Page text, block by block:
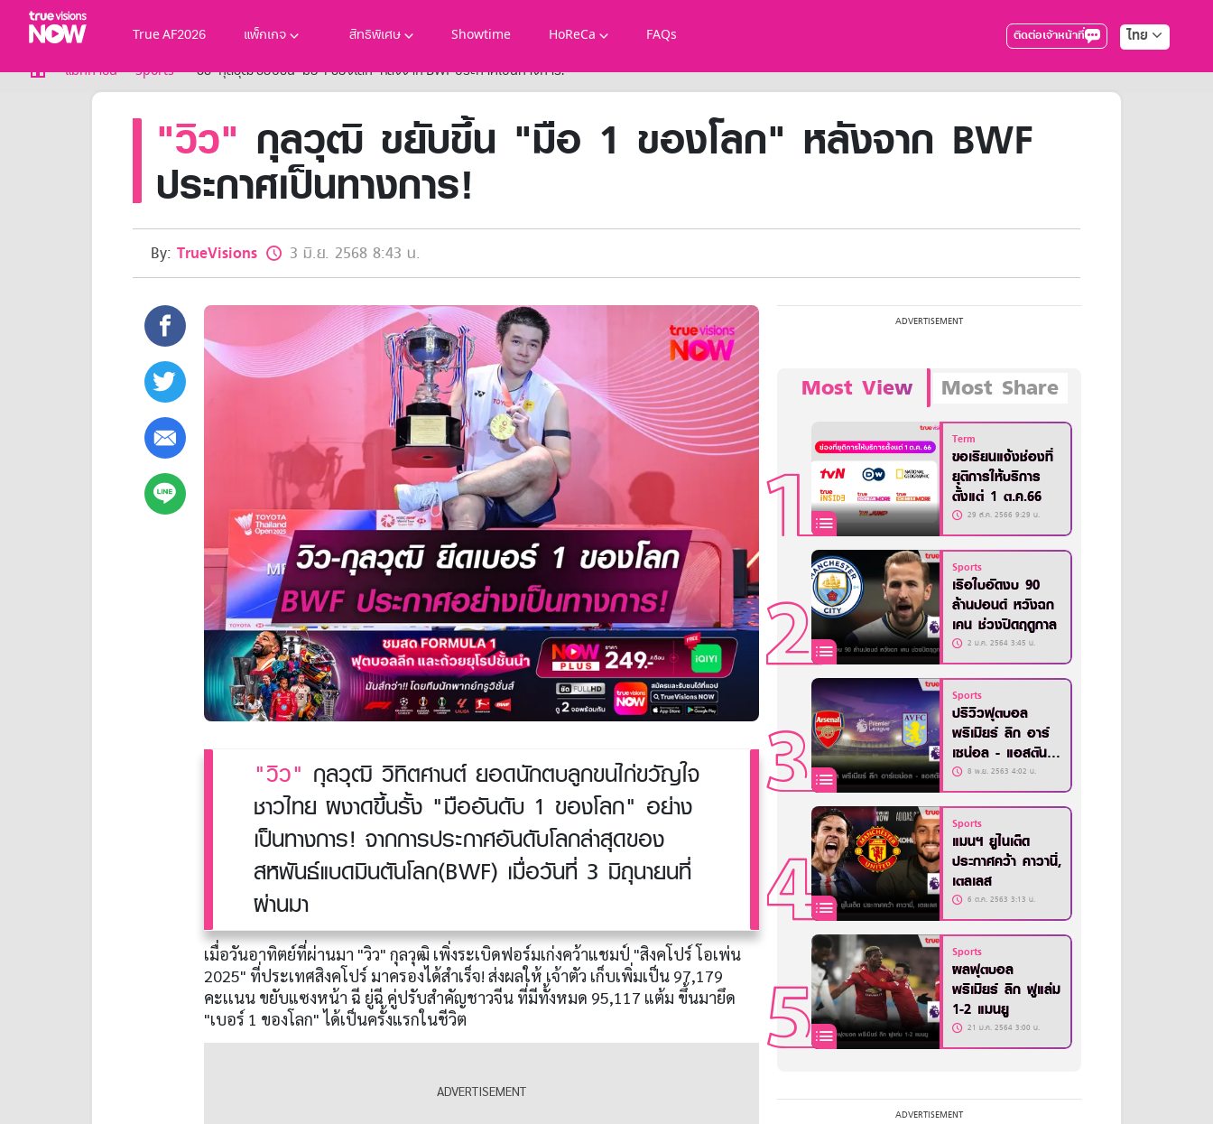
True AF2026 แพ็กเกจ สิทธิพิเศษ Showtime HoReCa FAQs ติดต่อเจ้าหน้าที่ ไทย
True AF2026
แพ็กเกจ
NOW SPORTS
NOW Muay Thai
แพ็กเกจทรูวิชันส์นาวทั้งหมด
เคเบิลและจานดาวเทียม
แพ็กเกจสำหรับผู้ประกอบการ
แม็กกาซีน Sports "วิว" กุลวุฒิ ขยับขึ้น "มือ 1 ของโลก" หลังจาก BWF ประกาศเป็นทางการ!
"วิว" กุลวุฒิ ขยับขึ้น "มือ 1 ของโลก" หลังจาก BWF
ประกาศเป็นทางการ!
By: TrueVisions 3 มิ.ย. 2568 8:43 น.
"วิว" กุลวุฒิ วิทิตศานต์ ยอดนักตบลูกขนไก่ขวัญใจ
ชาวไทย ผงาดขึ้นรั้ง "มืออันดับ 1 ของโลก" อย่าง
เป็นทางการ! จากการประกาศอันดับโลกล่าสุดของ
สหพันธ์แบดมินตันโลก(BWF) เมื่อวันที่ 3 มิถุนายนที่
ผ่านมา
เมื่อวันอาทิตย์ที่ผ่านมา "วิว" กุลวุฒิ เพิ่งระเบิดฟอร์มเก่งคว้าแชมป์ "สิงคโปร์ โอเพ่น
2025" ที่ประเทศสิงคโปร์ มาครองได้สำเร็จ! ส่งผลให้ เจ้าตัว เก็บเพิ่มเป็น 97,179
คะเเนน ขยับแซงหน้า ฉี ยู่ฉี คู่ปรับสำคัญชาวจีน ที่มีทั้งหมด 95,117 แต้ม ขึ้นมายึด
"เบอร์ 1 ของโลก" ได้เป็นครั้งแรกในชีวิต
Most View Most Share
Term
ขอเรียนแจ้งช่องที่
ยุติการให้บริการ
ตั้งแต่ 1 ต.ค.66
29 ส.ค. 2566 9:29 น.
Sports
เรือใบอัดงบ 90
ล้านปอนด์ หวังฉก
เคน ช่วงปิดฤดูกาล
2 ม.ค. 2564 3:45 น.
Sports
ปรีวิวฟุตบอล
พรีเมียร์ ลีก อาร์
เซน่อล - แอสตัน
วิลล่า8 พ.ย. 2563 4:02 น.
Sports
แมนฯ ยูไนเต็ด
ประกาศคว้า คาวานี่,
เตลเลส
6 ต.ค. 2563 3:13 น.
Sports
ผลฟุตบอล
พรีเมียร์ ลีก ฟูแล่ม
1-2 แมนยู
21 ม.ค. 2564 3:00 น.